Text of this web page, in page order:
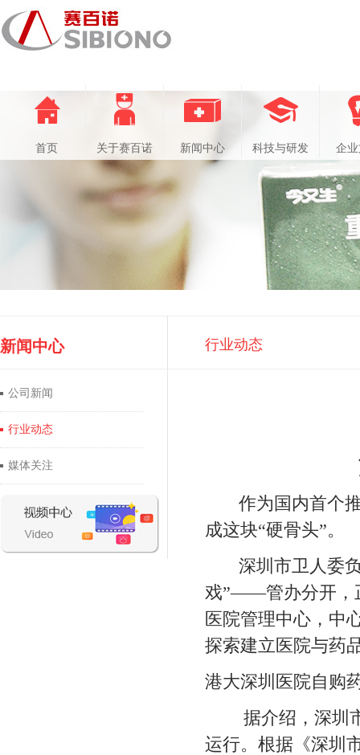
首页 关于赛百诺 新闻中心 科技与研发 企
新闻中心
公司新闻
行业动态
媒体关注
行业动态
作为国内首个推
成这块“硬骨头”。
深圳市卫人委负
戏”——管办分开，
医院管理中心，中
探索建立医院与药
港大深圳医院自购
据介绍，深圳市
运行。根据《深圳